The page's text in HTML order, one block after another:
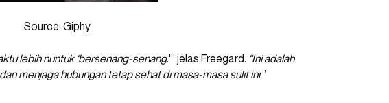
Source: Giphy
lebih nuntuk ‘bersenang-senang.'” jelas Freegard. “Ini adalah
menjaga hubungan tetap sehat di masa-masa sulit ini.”